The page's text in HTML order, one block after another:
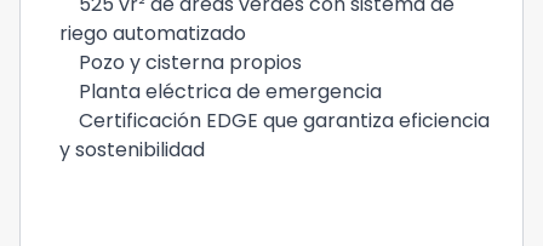
riego automatizado
Pozo y cisterna propios
Planta eléctrica de emergencia
Certificación EDGE que garantiza eficiencia
y sostenibilidad